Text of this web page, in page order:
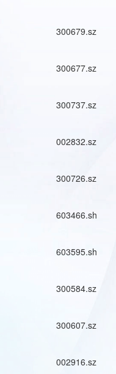
300679.sz
300677.sz
300737.sz
002832.sz
300726.sz
603466.sh
603595.sh
300584.sz
300607.sz
002916.sz